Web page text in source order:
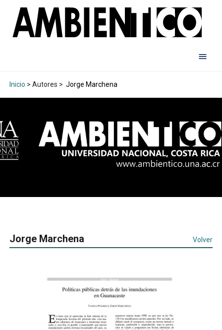
Inicio > Autores > Jorge Marchena
Jorge Marchena Volver